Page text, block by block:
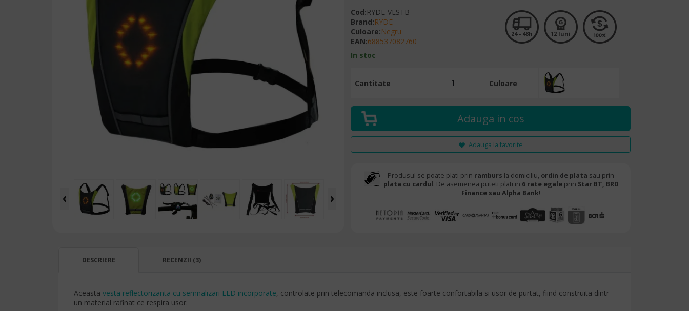
Cod:RYDL-VESTB
Brand:RYDE
Culoare:Negru
EAN:688537082760
24 - 48h 12 luni
In stoc
Cantitate Culoare
Adauga la favorite
Produsul se poate plati prin ramburs la domiciliu, ordin de plata sau prin
plata cu cardul. De asemenea puteti plati in 6 rate egaleprin Star BT, BRD
Finance sau Alpha Bank!
DESCRIERE RECENZII (3)
Aceasta vesta reflectorizanta cu semnalizari LED incorporate, controlate prin telecomanda inclusa, este foarte confortabila si usor de purtat, fiind construita dintr-
un material rafinat ce respira usor.